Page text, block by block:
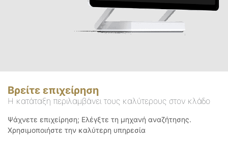
Βρείτε επιχείρηση
Η κατάταξη περιλαμβάνει τους καλύτερους στον κλάδο
Ψάχνετε επιχείρηση; Ελέγξτε τη μηχανή αναζήτησης.
Χρησιμοποιήστε την καλύτερη υπηρεσία